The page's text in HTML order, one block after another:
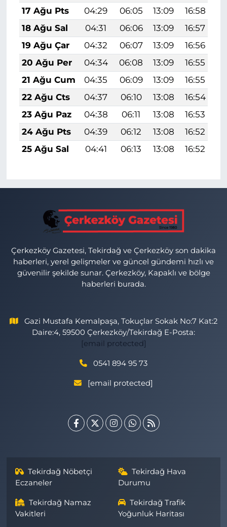
17 Ağu Pts
04:29 06:05 13:09 16:58
18 Ağu Sal
04:31 06:06 13:09 16:57
19 Ağu Çar
04:32 06:07 13:09 16:56
20 Ağu Per
04:34 06:08 13:09 16:55
21 Ağu Cum
04:35 06:09 13:09 16:55
22 Ağu Cts
04:37 06:10 13:08 16:54
23 Ağu Paz
04:38 06:11 13:08 16:53
24 Ağu Pts
04:39 06:12 13:08 16:52
25 Ağu Sal
04:41 06:13 13:08 16:52
Çerkezköy Gazetesi, Tekirdağ ve Çerkezköy son dakika
haberleri, yerel gelişmeler ve güncel gündemi hızlı ve
güvenilir şekilde sunar. Çerkezköy, Kapaklı ve bölge
haberleri burada.
Gazi Mustafa Kemalpaşa, Tokuçlar Sokak No:7 Kat:2
Daire:4, 59500 Çerkezköy/Tekirdağ E-Posta:
[email protected]
0541 894 95 73
[email protected]
Tekirdağ Nöbetçi
Eczaneler
Tekirdağ Hava
Durumu
Tekirdağ Namaz
Vakitleri
Tekirdağ Trafik
Yoğunluk Haritası